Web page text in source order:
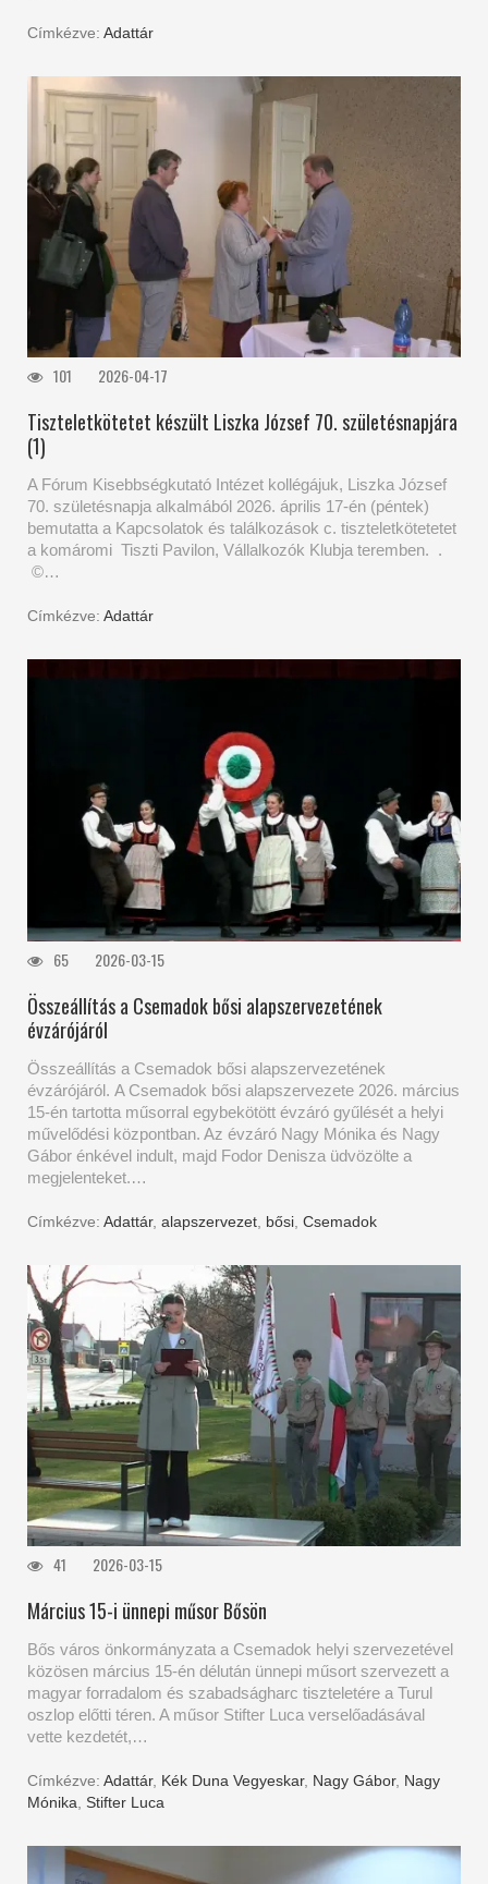
Címkézve: Adattár
101 2026-04-17
Tiszteletkötetet készült Liszka József 70. születésnapjára
(1)
A Fórum Kisebbségkutató Intézet kollégájuk, Liszka József
70. születésnapja alkalmából 2026. április 17-én (péntek)
bemutatta a Kapcsolatok és találkozások c. tiszteletkötetetet
a komáromi Tiszti Pavilon, Vállalkozók Klubja teremben. .
©…
Címkézve: Adattár
65 2026-03-15
Összeállítás a Csemadok bősi alapszervezetének
évzárójáról
Összeállítás a Csemadok bősi alapszervezetének
évzárójáról. A Csemadok bősi alapszervezete 2026. március
15-én tartotta műsorral egybekötött évzáró gyűlését a helyi
művelődési központban. Az évzáró Nagy Mónika és Nagy
Gábor énkével indult, majd Fodor Denisza üdvözölte a
megjelenteket.…
Címkézve: Adattár, alapszervezet bősi Csemadok
41 2026-03-15
Március 15-i ünnepi műsor Bősön
Bős város önkormányzata a Csemadok helyi szervezetével
közösen március 15-én délután ünnepi műsort szervezett a
magyar forradalom és szabadságharc tiszteletére a Turul
oszlop előtti téren. A műsor Stifter Luca verselőadásával
vette kezdetét,…
Címkézve: Adattár, Kék Duna Vegyeskar, Nagy Gábor, Nagy
Mónika
Stifter Luca